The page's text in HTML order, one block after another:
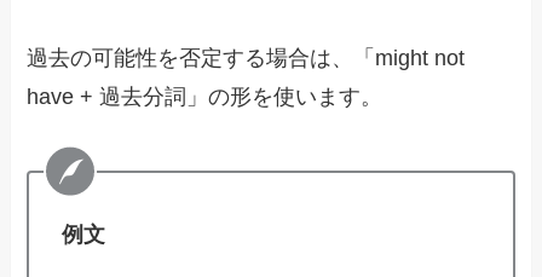
過去の可能性を否定する場合は、「might not
have + 過去分詞」の形を使います。
例文